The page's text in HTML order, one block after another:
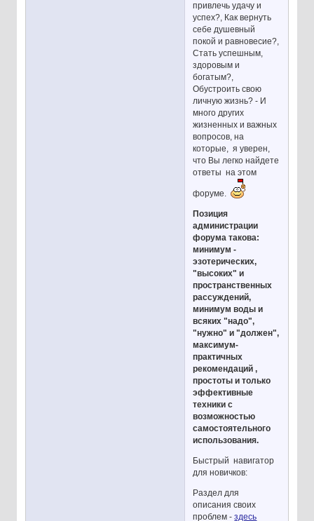
привлечь удачу и
успех?, Как вернуть
себе душевный
покой и равновесие?,
Стать успешным,
здоровым и
богатым?,
Обустроить свою
личную жизнь? - И
много других
жизненных и важных
вопросов, на
которые, я уверен,
что Вы легко найдете
ответы на этом
форуме.
Позиция
администрации
форума такова:
минимум -
эзотерических,
"высоких" и
пространственных
рассуждений,
минимум воды и
всяких "надо",
"нужно" и "должен",
максимум-
практичных
рекомендаций ,
простоты и только
эффективные
техники с
возможностью
самостоятельного
использования.
Быстрый навигатор
для новичков:
Раздел для
описания своих
проблем -здесь